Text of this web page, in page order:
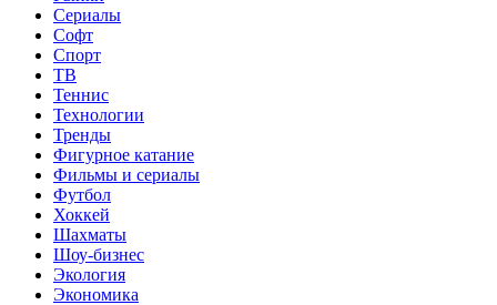
Сериалы
Софт
Спорт
ТВ
Теннис
Технологии
Тренды
Фигурное катание
Фильмы и сериалы
Футбол
Хоккей
Шахматы
Шоу-бизнес
Экология
Экономика